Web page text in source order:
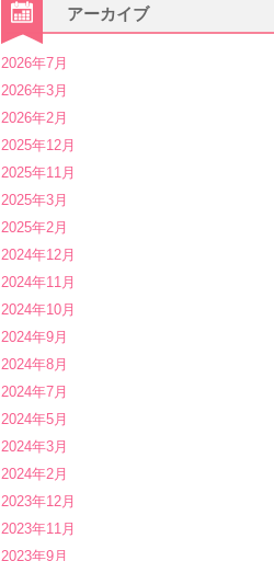
アーカイブ
2026年7月
2026年3月
2026年2月
2025年12月
2025年11月
2025年3月
2025年2月
2024年12月
2024年11月
2024年10月
2024年9月
2024年8月
2024年7月
2024年5月
2024年3月
2024年2月
2023年12月
2023年11月
2023年9月